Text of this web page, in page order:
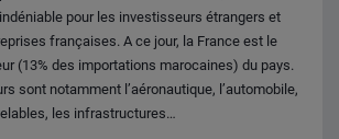
pour les investisseurs étrangers et
françaises. A ce jour, la France est le
(13% des importations marocaines) du pays.
sont notamment l’aéronautique, l’automobile,
les infrastructures…